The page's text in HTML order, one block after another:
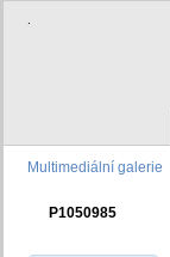
.
Multimediální galerie
P1050985